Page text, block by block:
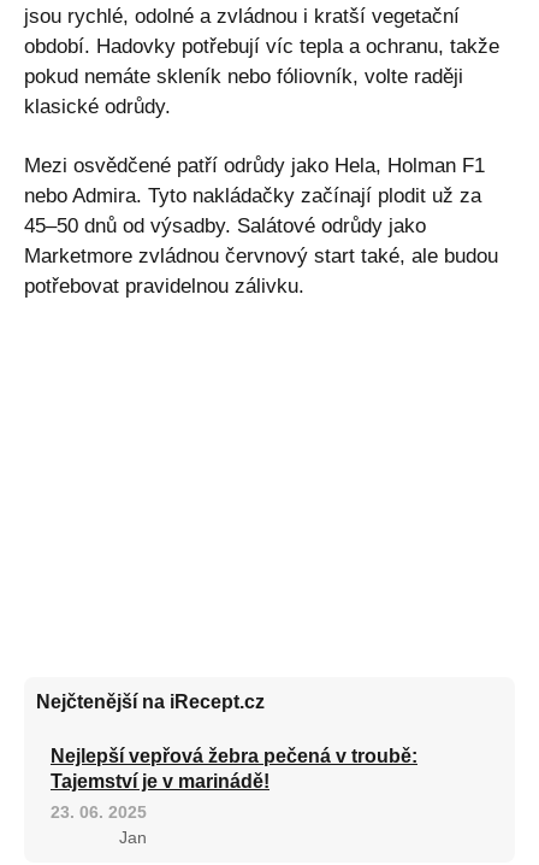
jsou rychlé, odolné a zvládnou i kratší vegetační
období. Hadovky potřebují víc tepla a ochranu, takže
pokud nemáte skleník nebo fóliovník, volte raději
klasické odrůdy.
Mezi osvědčené patří odrůdy jako Hela, Holman F1
nebo Admira. Tyto nakládačky začínají plodit už za
45–50 dnů od výsadby. Salátové odrůdy jako
Marketmore zvládnou červnový start také, ale budou
potřebovat pravidelnou zálivku.
Nejčtenější na iRecept.cz
Nejlepší vepřová žebra pečená v troubě:
Tajemství je v marinádě!
23. 06. 2025
Jan